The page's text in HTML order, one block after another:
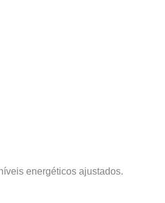
energéticos ajustados.